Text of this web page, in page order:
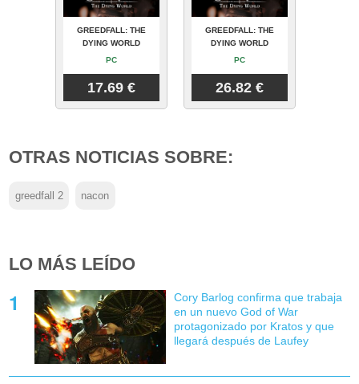
GREEDFALL: THE
DYING WORLD
PC
17.69 €
GREEDFALL: THE
DYING WORLD
PC
26.82 €
OTRAS NOTICIAS SOBRE:
greedfall 2 nacon
LO MÁS LEÍDO
Cory Barlog confirma que trabaja
en un nuevo God of War
protagonizado por Kratos y que
llegará después de Laufey